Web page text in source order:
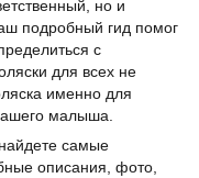
но и
подробный гид помог
с
для всех не
именно для
малыша.
самые
описания, фото,